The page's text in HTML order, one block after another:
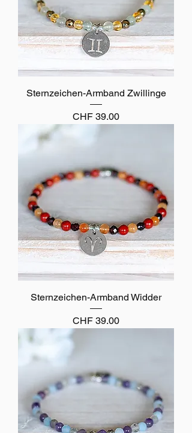
Sternzeichen-Armband Zwillinge
Preis
CHF 39.00
Sternzeichen-Armband Widder
Preis
CHF 39.00